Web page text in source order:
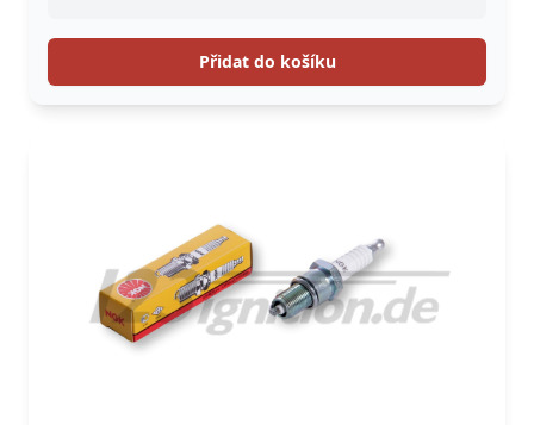
Přidat do košíku